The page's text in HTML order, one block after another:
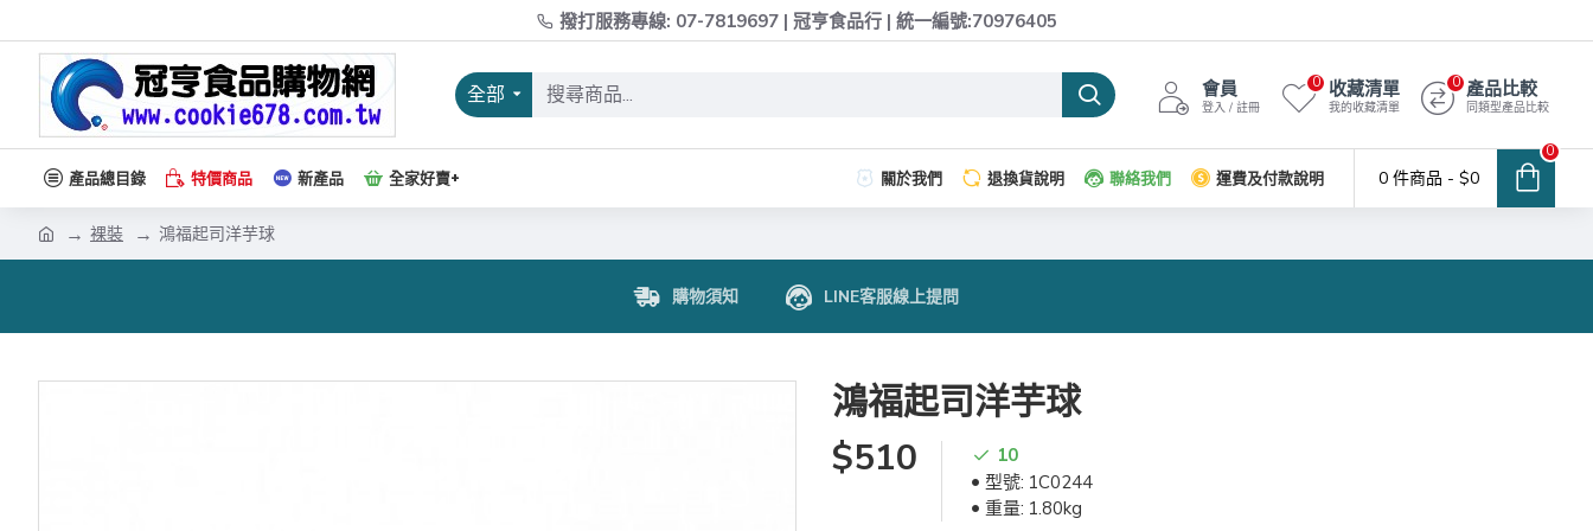
撥打服務專線: 07-7819697 | 冠亨食品行 | 統一編號:70976405
全部 會員
登入 / 註冊
收藏清單
我的收藏清單
0 產品比較
同類型產品比較
0
產品總目錄 特價商品 新產品 全家好賣+ 關於我們 退換貨說明 聯絡我們 運費及付款說明 0 件商品 - $0
0
裸裝 鴻福起司洋芋球
購物須知 LINE客服線上提問
鴻福起司洋芋球
$510
10
型號: 1C0244
重量: 1.80kg